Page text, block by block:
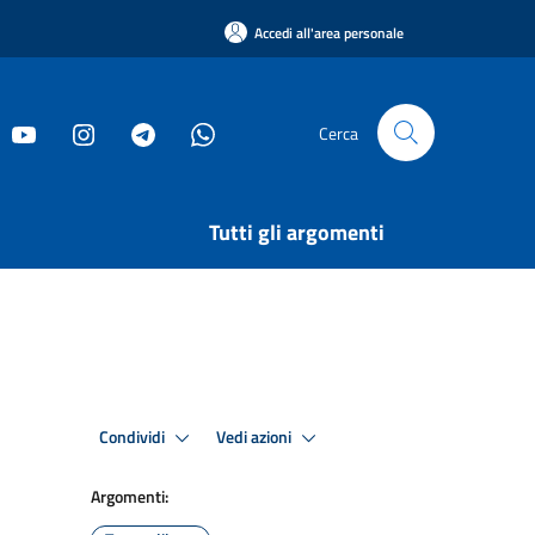
Accedi all'area personale
Cerca
Tutti gli argomenti
Condividi Vedi azioni
Argomenti: